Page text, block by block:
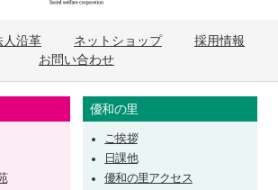
人沿革 ネットショップ
採用情報
お問い合わせ
優和の里
ご挨拶
日課他
優和の里アクセス